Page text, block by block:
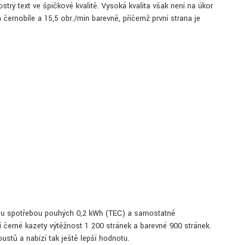
text ve špičkové kvalitě. Vysoká kvalita však není na úkor
a 15,5 obr./min barevně, přičemž první strana je
spotřebou pouhých 0,2 kWh (TEC) a samostatně
kazety výtěžnost 1 200 stránek a barevné 900 stránek.
a nabízí tak ještě lepší hodnotu.